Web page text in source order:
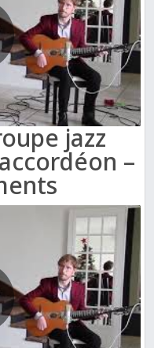
jazz
–